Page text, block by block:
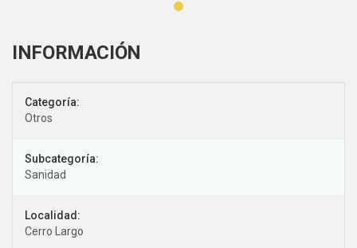
Categoría:
Otros
Subcategoría:
Sanidad
Localidad:
Cerro Largo